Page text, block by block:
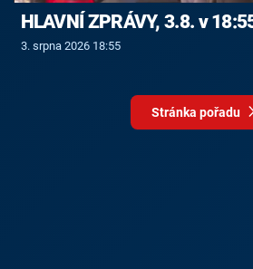
HLAVNÍ ZPRÁVY, 3.8. v
3. srpna 2026 18:55
Stránka pořadu